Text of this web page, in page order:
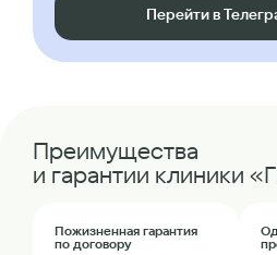
Перейти в
Преимущества
и гарантии клиники
Пожизненная гарантия
по договору